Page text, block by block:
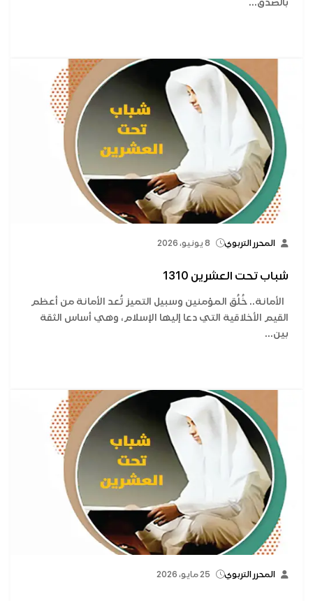
بالصدق...
المحرر التربوي 8 يونيو، 2026
شباب تحت العشرين 1310
الأمانة.. خُلُق المؤمنين وسبيل التميز تُعد الأمانة من أعظم
القيم الأخلاقية التي دعا إليها الإسلام، وهي أساس الثقة
بين...
المحرر التربوي 25 مايو، 2026